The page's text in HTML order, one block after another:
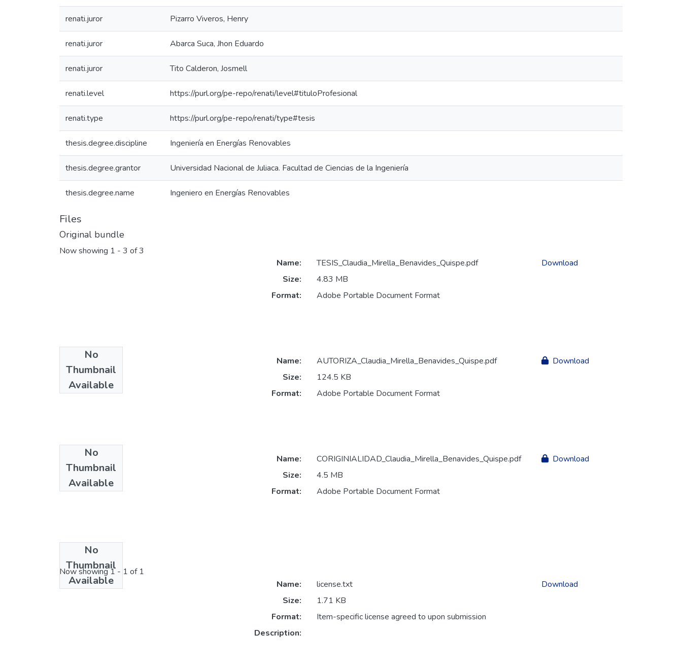
renati.juror Pizarro Viveros, Henry
renati.juror Abarca Suca, Jhon Eduardo
renati.juror Tito Calderon, Josmell
renati.level https://purl.org/pe-repo/renati/level#tituloProfesional
renati.type https://purl.org/pe-repo/renati/type#tesis
thesis.degree.discipline Ingeniería en Energías Renovables
thesis.degree.grantor Universidad Nacional de Juliaca. Facultad de Ciencias de la Ingeniería
thesis.degree.name Ingeniero en Energías Renovables
Files
Original bundle
Now showing 1 - 3 of 3
No
Thumbnail
Available
Name:
TESIS_Claudia_Mirella_Benavides_Quispe.pdf
Size:
4.83 MB
Format:
Adobe Portable Document Format
Download
No
Thumbnail
Available
Name:
AUTORIZA_Claudia_Mirella_Benavides_Quispe.pdf
Size:
124.5 KB
Format:
Adobe Portable Document Format
Download
No
Thumbnail
Available
Name:
CORIGINIALIDAD_Claudia_Mirella_Benavides_Quispe.pdf
Size:
4.5 MB
Format:
Adobe Portable Document Format
Download
License bundle
Now showing1 - 1 of 1
Name:
license.txt
Size:
1.71 KB
Format:
Item-specific license agreed to upon submission
Description:
Download